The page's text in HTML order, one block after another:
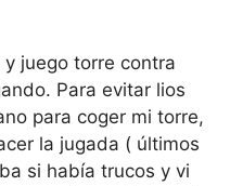
juego torre contra
Para evitar lios
para coger mi torre,
la jugada ( últimos
si había trucos y vi